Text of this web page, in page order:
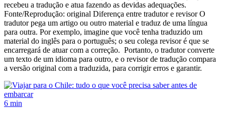
recebeu a tradução e atua fazendo as devidas adequações.
Fonte/Reprodução: original Diferença entre tradutor e revisor O
tradutor pega um artigo ou outro material e traduz de uma língua
para outra. Por exemplo, imagine que você tenha traduzido um
material do inglês para o português; o seu colega revisor é que se
encarregará de atuar com a correção. Portanto, o tradutor converte
um texto de um idioma para outro, e o revisor de tradução compara
a versão original com a traduzida, para corrigir erros e garantir.
6 min